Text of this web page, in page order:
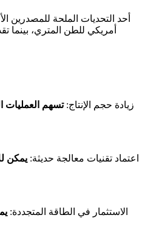
- زيادة حجم الإنتاج: تسهم العمليات
- اعتماد تقنيات معالجة حديثة: يمكن
- الاستثمار في الطاقة المتجددة: